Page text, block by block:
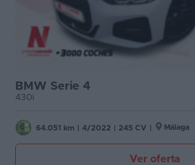
BMW Serie 4
430i
64.051 km 4/2022 245 CV Málaga
Ver oferta